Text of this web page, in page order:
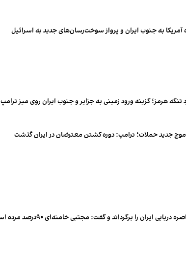
آمریکا به جنوب ایران و پرواز سوخت‌رسان‌های جدید به اسرائیل
تنگه هرمز؛ گزینه ورود زمینی به جزایر و جنوب ایران روی میز ترامپ
جدید حملات؛ ترامپ: دوره کشتن معترضان در ایران گذشت
ایران را برگرداند و گفت: مجتبی خامنه‌ای ۹۰درصد مرده است